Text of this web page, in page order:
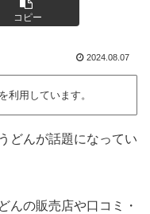
コピー
2024.08.07
利用しています。
どんが話題になってい
んの販売店や口コミ・